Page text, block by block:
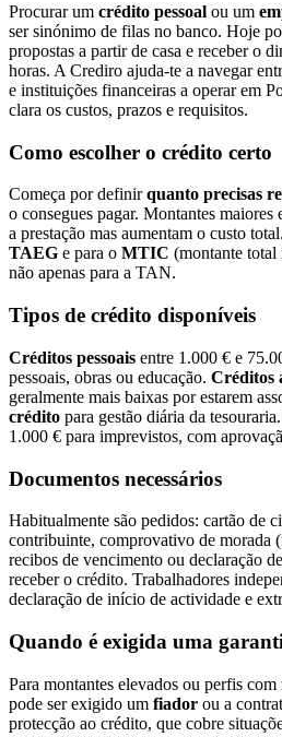
Procurar um crédito pessoal ou um
ser sinónimo de filas no banco. Hoje
propostas a partir de casa e receber o
horas. A Crediro ajuda-te a navegar
e instituições financeiras a operar em
clara os custos, prazos e requisitos.
Como escolher o crédito certo
Começa por definirquanto precisas
o consegues pagar. Montantes
a prestação mas aumentam o custo
TAEG e para o MTIC (montante
não apenas para a TAN.
Tipos de crédito disponíveis
Créditos pessoais entre 1.000 € e
pessoais, obras ou educação. Créditos
geralmente mais baixas por estarem
crédito para gestão diária da tesouraria.
1.000 € para imprevistos, com
Documentos necessários
Habitualmente são pedidos: cartão de
contribuinte, comprovativo de morada
recibos de vencimento ou declaração
receber o crédito. Trabalhadores
declaração de início de actividade e
Quando é exigida uma
Para montantes elevados ou perfis
pode ser exigido um fiador ou a
protecção ao crédito, que cobre